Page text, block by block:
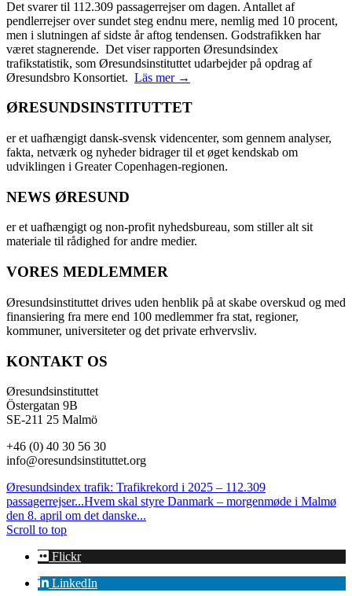
Det svarer til 112.309 passagerrejser om dagen. Antallet af
pendlerrejser over sundet steg endnu mere, nemlig med 10 procent,
men i slutningen af sidste år aftog tendensen. Godstrafikken har
været stagnerende. Det viser rapporten Øresundsindex
trafikstatistik, som Øresundsinstituttet udarbejder på opdrag af
Øresundsbro Konsortiet. Läs mer →
ØRESUNDSINSTITUTTET
er et uafhængigt dansk-svensk videncenter, som gennem analyser,
fakta, netværk og nyheder bidrager til et øget kendskab om
udviklingen i Greater Copenhagen-regionen.
NEWS ØRESUND
er et uafhængigt og non-profit nyhedsbureau, som stiller alt sit
materiale til rådighed for andre medier.
VORES MEDLEMMER
Øresundsinstituttet drives uden henblik på at skabe overskud og med
finansiering fra mere end 100 medlemmer fra stat, regioner,
kommuner, universiteter og det private erhvervsliv.
KONTAKT OS
Øresundsinstituttet
Östergatan 9B
SE-211 25 Malmö
+46 (0) 40 30 56 30
info@oresundsinstituttet.org
Øresundsindex trafik: Trafikrekord i 2025 – 112.309
passagerrejser...Hvem skal styre Danmark – morgenmøde i Malmø
den 8. april om det danske...
Scroll to top
Flickr
LinkedIn